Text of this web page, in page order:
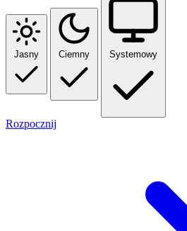
Jasny Ciemny Systemowy
Rozpocznij